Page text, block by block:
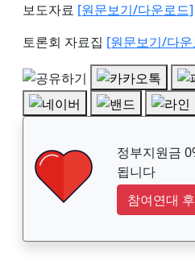
보도자료 [원문보기/다운로드]
토론회 자료집 [원문보기/다
정부지원금
됩니다
참여연대